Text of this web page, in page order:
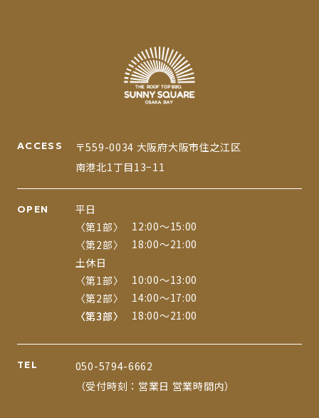
ACCESS
〒559-0034 大阪府大阪市住之江区
南港北1丁目13−11
OPEN 平日
土休日
〈第1部〉
〈第1部〉
12:00〜15:00
10:00〜13:00
〈第2部〉
〈第2部〉
18:00〜21:00
14:00〜17:00
〈第3部〉
〈第3部〉 18:00〜21:00
TEL
050-5794-6662
（受付時刻：営業日 営業時間内）